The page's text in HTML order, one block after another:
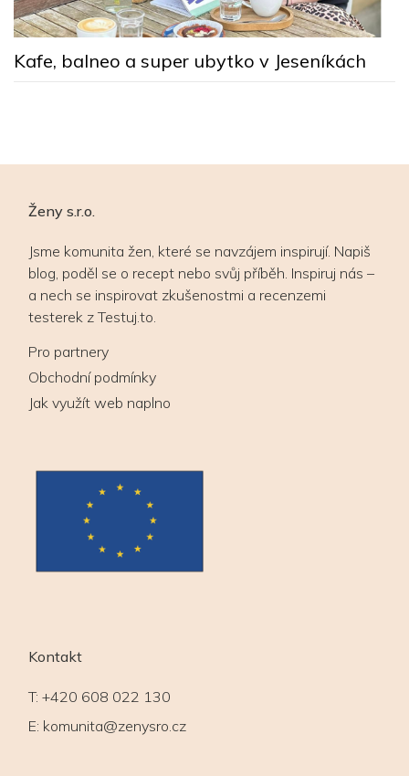
Kafe, balneo a super ubytko v Jeseníkách
Ženy s.r.o.
Jsme komunita žen, které se navzájem inspirují. Napiš
blog, poděl se o recept nebo svůj příběh. Inspiruj nás –
a nech se inspirovat zkušenostmi a recenzemi
testerek z Testuj.to.
Pro partnery
Obchodní podmínky
Jak využít web naplno
Kontakt
T: +420 608 022 130
E: komunita@zenysro.cz